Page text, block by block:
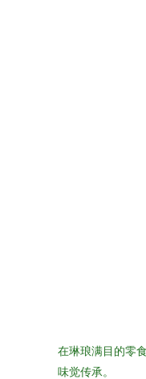
在琳琅满目的零
味觉传承。